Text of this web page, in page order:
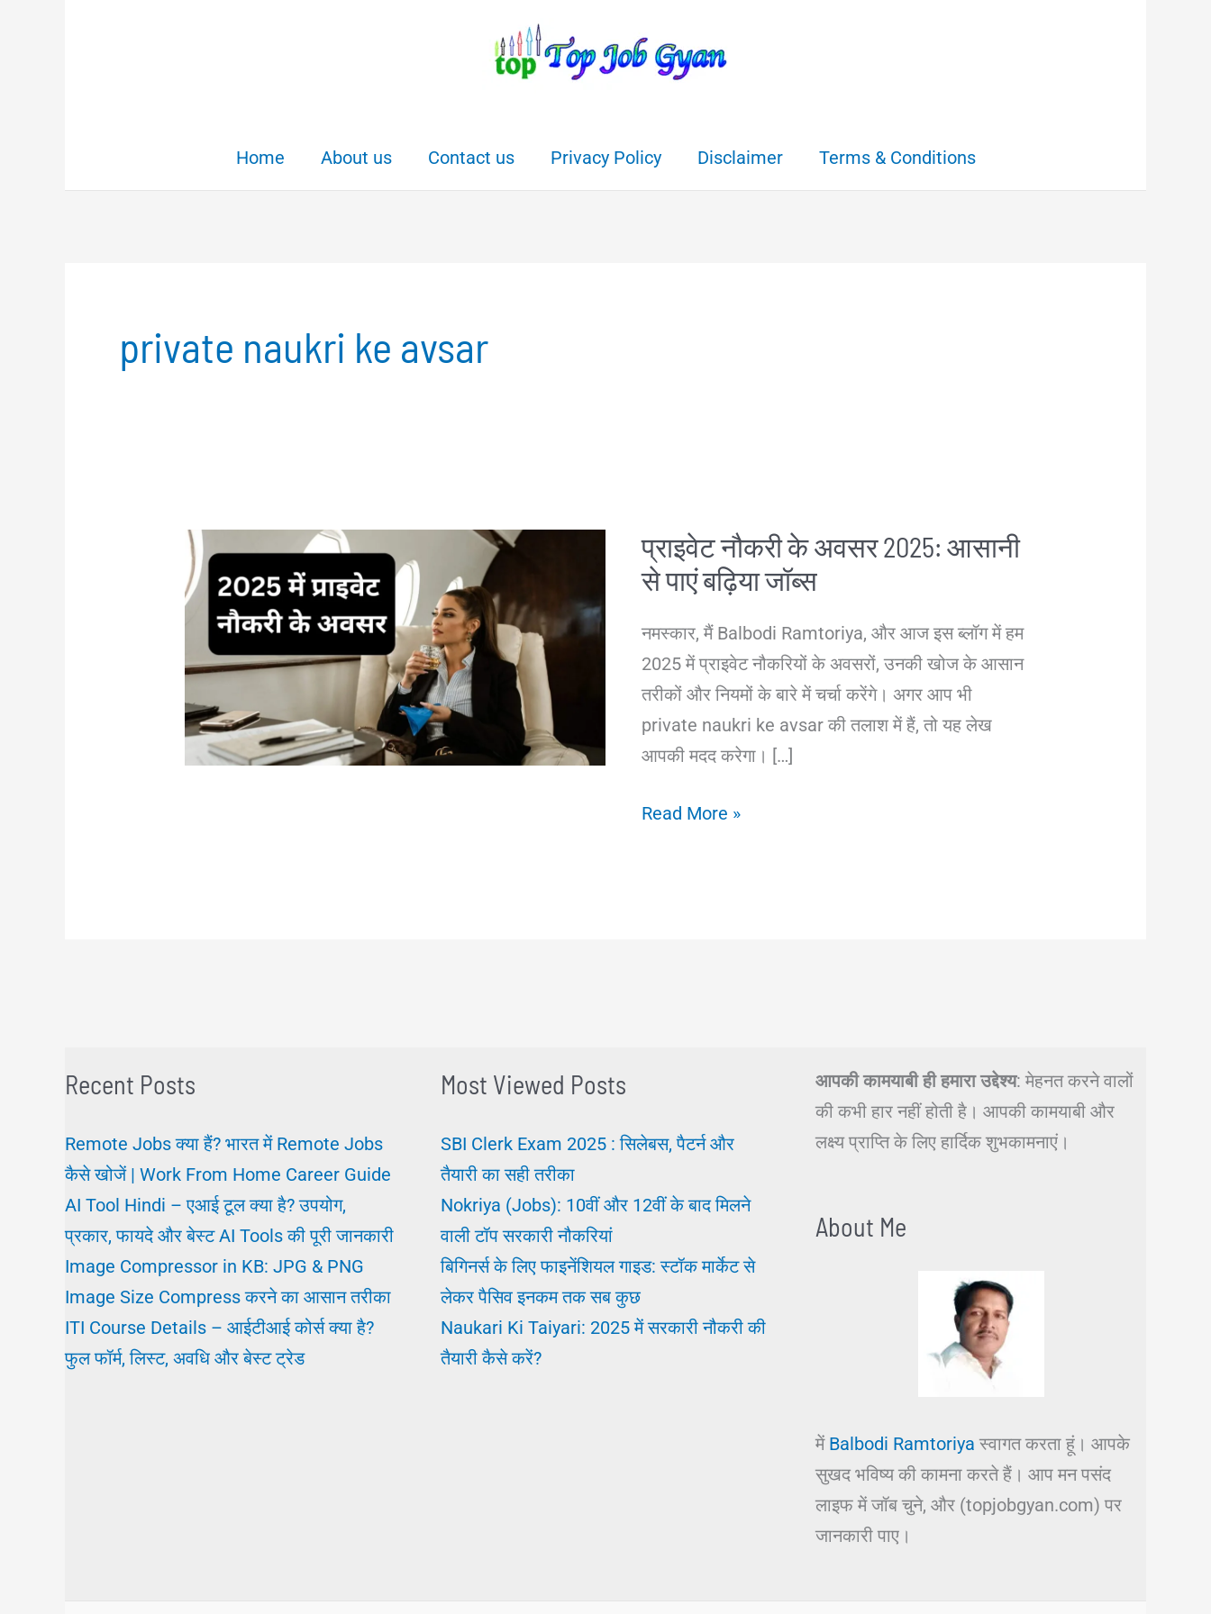
Home About us Contact us Privacy Policy Disclaimer Terms & Conditions
private naukri ke avsar
प्राइवेट नौकरी के अवसर 2025: आसानी
से पाएं बढ़िया जॉब्स
नमस्कार, मैं Balbodi Ramtoriya, और आज इस ब्लॉग में हम
2025 में प्राइवेट नौकरियों के अवसरों, उनकी खोज के आसान
तरीकों और नियमों के बारे में चर्चा करेंगे। अगर आप भी
private naukri ke avsar की तलाश में हैं, तो यह लेख
आपकी मदद करेगा। […]
प्राइवेट
Read More »
Recent Posts
Remote Jobs क्या हैं? भारत में Remote Jobs
कैसे खोजें | Work From Home Career Guide
AI Tool Hindi – एआई टूल क्या है? उपयोग,
प्रकार, फायदे और बेस्ट AI Tools की पूरी जानकारी
Image Compressor in KB: JPG & PNG
Image Size Compress करने का आसान तरीका
ITI Course Details – आईटीआई कोर्स क्या है?
फुल फॉर्म, लिस्ट, अवधि और बेस्ट ट्रेड
Most Viewed Posts
SBI Clerk Exam 2025 : सिलेबस, पैटर्न और
तैयारी का सही तरीका
Nokriya (Jobs): 10वीं और 12वीं के बाद मिलने
वाली टॉप सरकारी नौकरियां
बिगिनर्स के लिए फाइनेंशियल गाइड: स्टॉक मार्केट से
लेकर पैसिव इनकम तक सब कुछ
Naukari Ki Taiyari: 2025 में सरकारी नौकरी की
तैयारी कैसे करें?
आपकी कामयाबी ही हमारा उद्देश्य: मेहनत करने वालों
की कभी हार नहीं होती है। आपकी कामयाबी और
लक्ष्य प्राप्ति के लिए हार्दिक शुभकामनाएं।
About Me
में Balbodi Ramtoriya स्वागत करता हूं। आपके
सुखद भविष्य की कामना करते हैं। आप मन पसंद
लाइफ में जॉब चुने, और (topjobgyan.com) पर
जानकारी पाए।